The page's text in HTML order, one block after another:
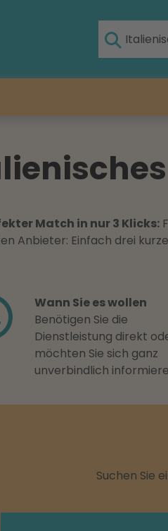
Match in nur 3 Klicks:
Anbieter: Einfach drei
Wann Sie es wollen
Benötigen Sie die
Dienstleistung direkt
möchten Sie sich ganz
unverbindlich
Suchen Sie